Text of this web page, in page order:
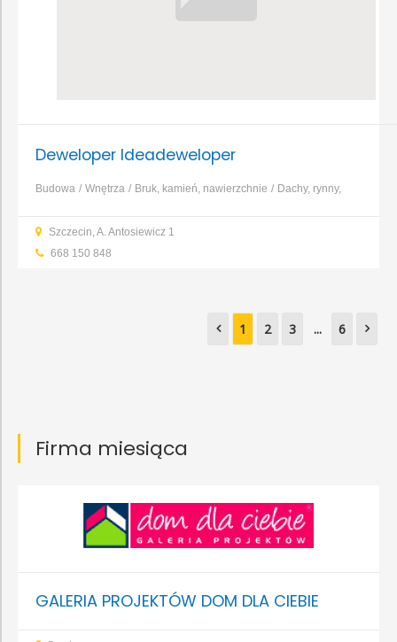
Deweloper Ideadeweloper
Budowa Wnętrza Bruk, kamień, nawierzchnie
Dachy, rynny,
ziemne, wykopy
Garaże, wiaty, bramy garażowe
systemy kominowe
Szczecin, A. Antosiewicz 1
668 150 848
1 2 3 ... 6
Firma miesiąca
GALERIA PROJEKTÓW DOM DLA CIEBIE